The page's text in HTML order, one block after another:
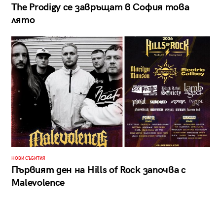
The Prodigy се завръщат в София това
лято
НОВИ СЪБИТИЯ
Първият ден на Hills of Rock започва с
Malevolence